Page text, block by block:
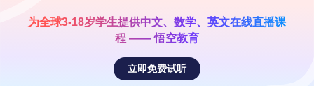
为全球3-18岁学生提供中文、数学、英文在线直播课
程 —— 悟空教育
立即免费试听